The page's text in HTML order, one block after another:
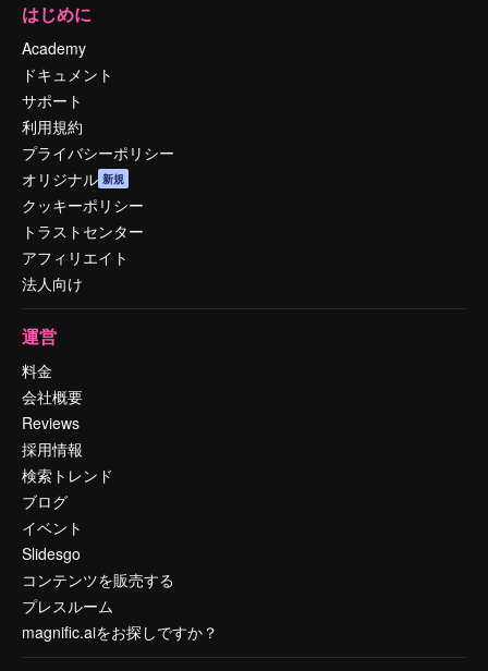
はじめに
Academy
ドキュメント
サポート
利用規約
プライバシーポリシー
オリジナル 新規
クッキーポリシー
トラストセンター
アフィリエイト
法人向け
運営
料金
会社概要
Reviews
採用情報
検索トレンド
ブログ
イベント
Slidesgo
コンテンツを販売する
プレスルーム
magnific.aiをお探しですか？